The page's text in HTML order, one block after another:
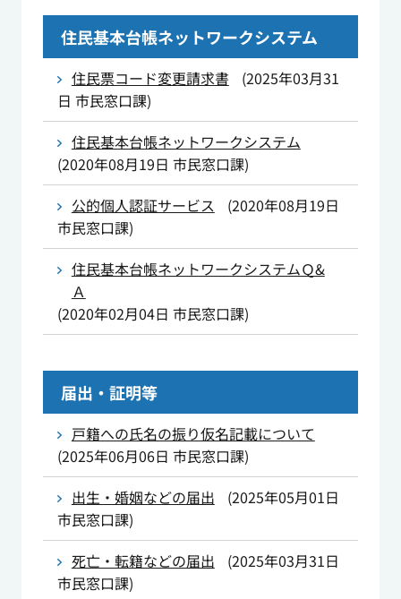
住民基本台帳ネットワークシステム
住民票コード変更請求書 (2025年03月31
日 市民窓口課)
住民基本台帳ネットワークシステム
(2020年08月19日 市民窓口課)
公的個人認証サービス
(2020年08月19日
市民窓口課)
住民基本台帳ネットワークシステムＱ&
Ａ
(2020年02月04日 市民窓口課)
届出・証明等
戸籍への氏名の振り仮名記載について
(2025年06月06日 市民窓口課)
出生・婚姻などの届出
(2025年05月01日
市民窓口課)
死亡・転籍などの届出
(2025年03月31日
市民窓口課)